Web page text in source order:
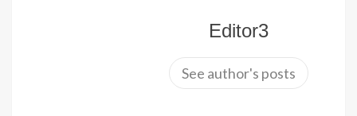
Editor3
See author's posts